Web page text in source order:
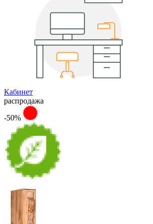
Кабинет
распродажа
-50%